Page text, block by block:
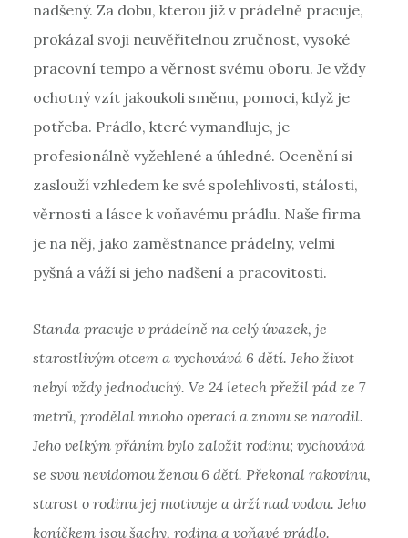
nadšený. Za dobu, kterou již v prádelně pracuje,
prokázal svoji neuvěřitelnou zručnost, vysoké
pracovní tempo a věrnost svému oboru. Je vždy
ochotný vzít jakoukoli směnu, pomoci, když je
potřeba. Prádlo, které vymandluje, je
profesionálně vyžehlené a úhledné. Ocenění si
zaslouží vzhledem ke své spolehlivosti, stálosti,
věrnosti a lásce k voňavému prádlu. Naše firma
je na něj, jako zaměstnance prádelny, velmi
pyšná a váží si jeho nadšení a pracovitosti.
Standa pracuje v prádelně na celý úvazek, je
starostlivým otcem a vychovává 6 dětí. Jeho život
nebyl vždy jednoduchý. Ve 24 letech přežil pád ze 7
metrů, prodělal mnoho operací a znovu se narodil.
Jeho velkým přáním bylo založit rodinu; vychovává
se svou nevidomou ženou 6 dětí. Překonal rakovinu,
starost o rodinu jej motivuje a drží nad vodou. Jeho
koníčkem jsou šachy, rodina a voňavé prádlo.